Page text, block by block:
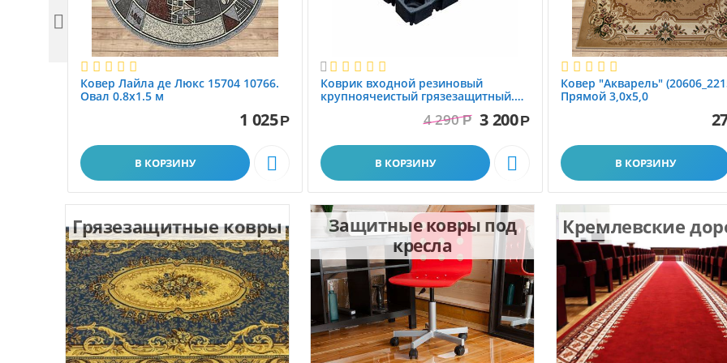
Ковер Лайла де Люкс 15704 10766.
Овал 0.8x1.5 м
1 025Р
В КОРЗИНУ 

Коврик вxодной резиновый
крупноячеистый грязезащитный.
4 290 Р 3 200Р
В КОРЗИНУ 
Ковер "Акварель"
Прямой 3,0х5,0
В КОРЗИНУ

Грязезащитные ковры
Защитные ковры под
кресла
Кремлевские